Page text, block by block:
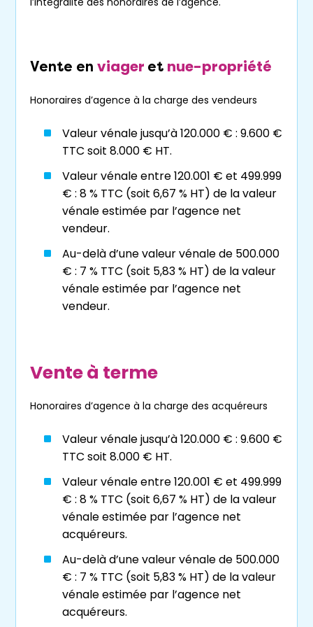
débirentier s’engage à verser une somme
bien, appelée le “bouquet”, ainsi qu’unerente
périodique jusqu’au décès du crédirentier. Le
montant de cetterenteest déterminé par
expert viagéristede Viagimmo en
fonction de la valeur du bien, de l’âge du
crédirentier et de l’espérance de vie
statistique de celui-ci.
Leviager à la Roche-sur-Yon
peut être un
choix judicieux pour les personnes âgées
souhaitantvendre leur bien immobilier
augmentant leur niveau de vie tout en
en percevant unerente
Du côté de l’acheteur,le viagerpeut être
et/ou d’acquérir un bien immobilier à un prix
avantageux en comparaison du marché
traditionnel.
Il existe principalement deux types de
viager occupé et le viager libre
Le viager occupé: le crédirentier
conserve le droit de rester dans le bien
après la vente ;
Le viager libre
Vente en viager et nue-propriété
Honoraires d’agence à la charge des vendeurs
Valeur vénale jusqu’à 120.000 € : 9.600 €
TTC soit 8.000 € HT.
Valeur vénale entre 120.001 € et 499.999
€ : 8 % TTC (soit 6,67 % HT) de la valeur
vénale estimée par l’agence net
vendeur.
Au-delà d’une valeur vénale de 500.000
€ : 7 % TTC (soit 5,83 % HT) de la valeur
vénale estimée par l’agence net
vendeur.
Vente à terme
Honoraires d’agence à la charge des acquéreurs
Valeur vénale jusqu’à 120.000 € : 9.600 €
TTC soit 8.000 € HT.
Valeur vénale entre 120.001 € et 499.999
€ : 8 % TTC (soit 6,67 % HT) de la valeur
vénale estimée par l’agence net
acquéreurs.
Au-delà d’une valeur vénale de 500.000
€ : 7 % TTC (soit 5,83 % HT) de la valeur
vénale estimée par l’agence net
acquéreurs.